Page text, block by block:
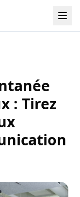
: Tirez